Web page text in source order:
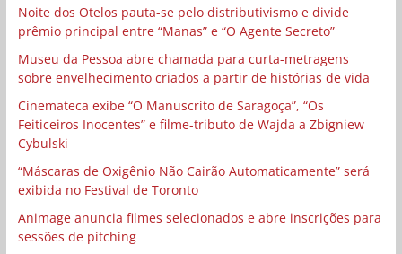
Noite dos Otelos pauta-se pelo distributivismo e divide
prêmio principal entre “Manas” e “O Agente Secreto”
Museu da Pessoa abre chamada para curta-metragens
sobre envelhecimento criados a partir de histórias de vida
Cinemateca exibe “O Manuscrito de Saragoça”, “Os
Feiticeiros Inocentes” e filme-tributo de Wajda a Zbigniew
Cybulski
“Máscaras de Oxigênio Não Cairão Automaticamente” será
exibida no Festival de Toronto
Animage anuncia filmes selecionados e abre inscrições para
sessões de pitching